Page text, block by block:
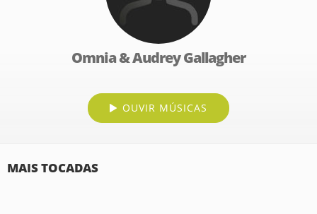
Omnia & Audrey Gallagher
OUVIR MÚSICAS
MAIS TOCADAS